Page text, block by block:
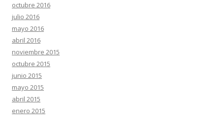
octubre 2016
julio 2016
mayo 2016
abril 2016
noviembre 2015
octubre 2015
junio 2015
mayo 2015
abril 2015
enero 2015